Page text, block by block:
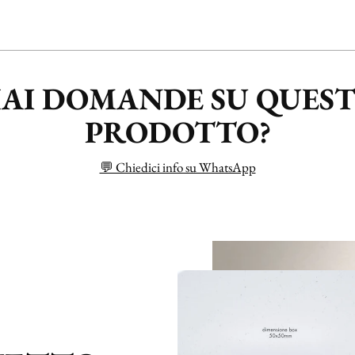
DOMANDE SU
PRODOTTO?
💬 Chiedici info su WhatsApp